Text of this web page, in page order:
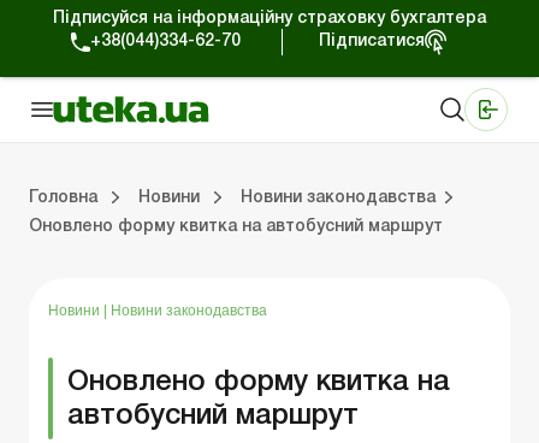
Підписуйся на інформаційну страховку бухгалтера
+38(044)334-62-70
Підписатися
Головна Новини
Новини законодавства
Оновлено форму квитка на автобусний маршрут
Новини Новини законодавства
Оновлено форму квитка на
автобусний маршрут